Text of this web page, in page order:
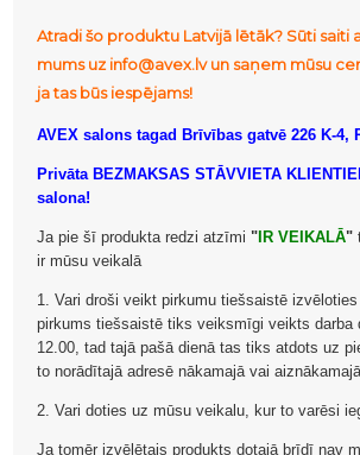
Atradi šo produktu Latvijā lētāk? Sūti saiti
mums uz info@avex.lv un saņem mūsu
ja tas būs iespējams!
AVEX salons tagad Brīvības gatvē 226 K-4,
Privāta BEZMAKSAS STĀVVIETA
salona!
Ja pie šī produkta redzi atzīmi " IR VEIKALĀ"
ir mūsu veikalā
1. Vari droši veikt pirkumu tiešsaistē
pirkums tiešsaistē tiks veiksmīgi veikts darba
12.00, tad tajā pašā dienā tas tiks atdots uz
to norādītajā adresē nākamajā vai
2. Vari doties uz mūsu veikalu, kur to varēsi
Ja tomēr izvēlētais produkts dotajā brīdī nav